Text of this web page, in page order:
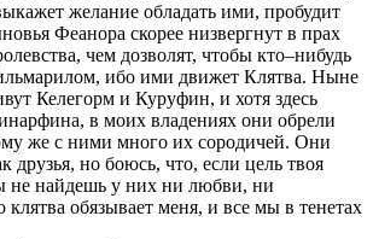
желание обладать ими, пробудит
Феанора скорее низвергнут в прах
чем дозволят, чтобы кто–нибудь
ибо ими движет Клятва. Ныне
Келегорм и Куруфин, и хотя здесь
в моих владениях они обрели
же с ними много их сородичей. Они
друзья, но боюсь, что, если цель твоя
не найдешь у них ни любви, ни
клятва обязывает меня, и все мы в тенетах